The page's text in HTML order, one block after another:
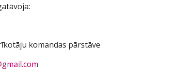
komandas pārstāve